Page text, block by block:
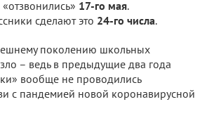
17-го мая.
сделают это 24-го числа.
поколению школьных
– ведь в предыдущие два года
вообще не проводились
с пандемией новой коронавирусной